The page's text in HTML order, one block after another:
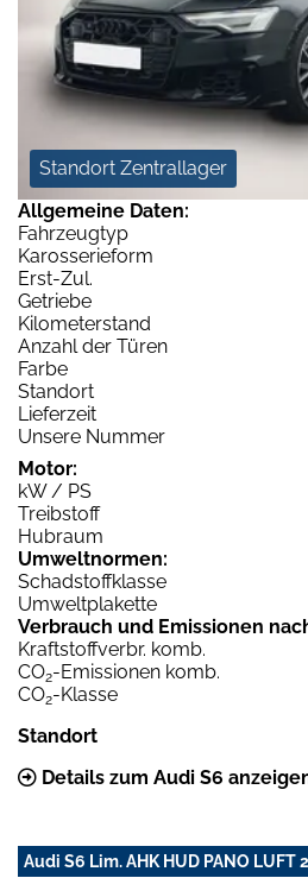
Standort Zentrallager
Allgemeine Daten:
Fahrzeugtyp
Karosserieform
Erst-Zul.
Getriebe
Kilometerstand
Anzahl der Türen
Farbe
Standort
Lieferzeit
Unsere Nummer
Motor:
kW / PS
Treibstoff
Hubraum
Umweltnormen:
Schadstoffklasse
Umweltplakette
Verbrauch und Emissionen
Kraftstoffverbr. komb.
CO2-Emissionen komb.
CO2-Klasse
Standort
Details zum Audi S6
Audi S6 Lim. AHK HUD PANO LUFT